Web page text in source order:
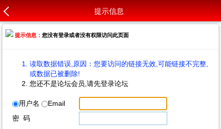
提示信息
提示信息：您没有登录或者没有权限访问此页面
读取数据错误,原因：您要访问的链接无效,可能链接不完整,
或数据已被删除!
您还不是论坛会员,请先登录论坛
用户名
Email
密 码